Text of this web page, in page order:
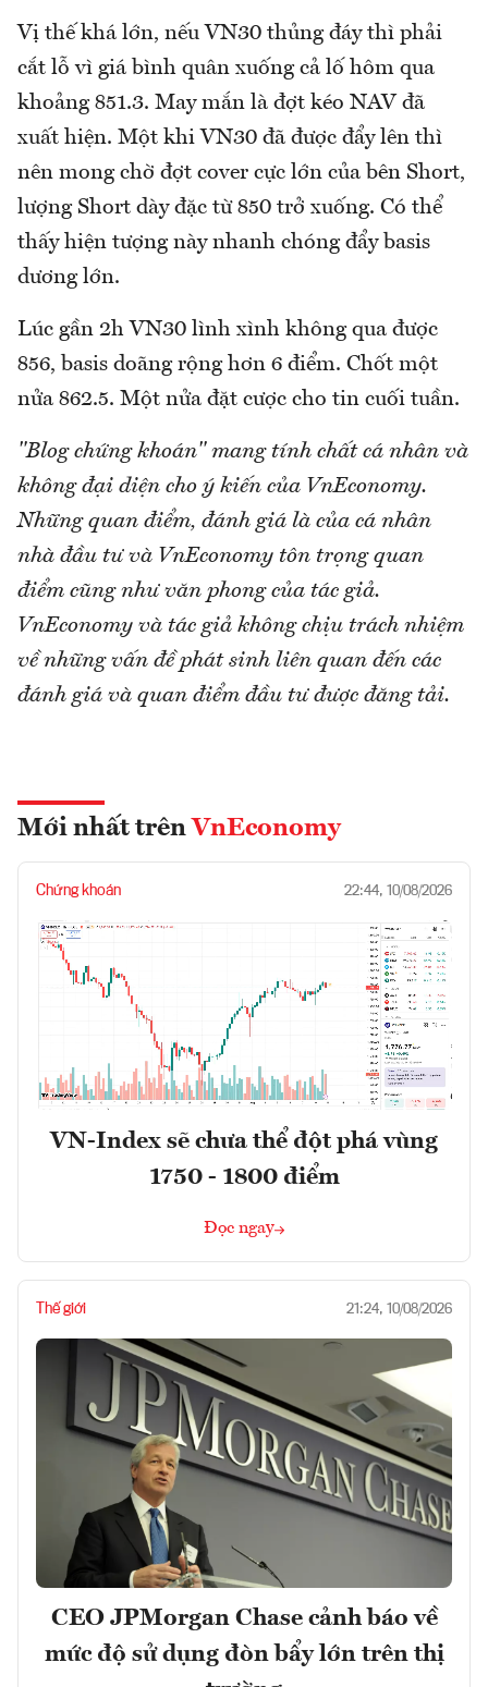
Vị thế khá lớn, nếu VN30 thủng đáy thì phải
cắt lỗ vì giá bình quân xuống cả lố hôm qua
khoảng 851.3. May mắn là đợt kéo NAV đã
xuất hiện. Một khi VN30 đã được đẩy lên thì
nên mong chờ đợt cover cực lớn của bên Short,
lượng Short dày đặc từ 850 trở xuống. Có thể
thấy hiện tượng này nhanh chóng đẩy basis
dương lớn.
Lúc gần 2h VN30 lình xình không qua được
856, basis doãng rộng hơn 6 điểm. Chốt một
nửa 862.5. Một nửa đặt cược cho tin cuối tuần.
"Blog chứng khoán" mang tính chất cá nhân và
không đại diện cho ý kiến của VnEconomy.
Những quan điểm, đánh giá là của cá nhân
nhà đầu tư và VnEconomy tôn trọng quan
điểm cũng như văn phong của tác giả.
VnEconomy và tác giả không chịu trách nhiệm
về những vấn đề phát sinh liên quan đến các
đánh giá và quan điểm đầu tư được đăng tải.
Mới nhất trên VnEconomy
Chứng khoán 22:44, 10/08/2026
VN-Index sẽ chưa thể đột phá vùng
1750 - 1800 điểm
Đọc ngay
Thế giới 21:24, 10/08/2026
CEO JPMorgan Chase cảnh báo về
mức độ sử dụng đòn bẩy lớn trên thị